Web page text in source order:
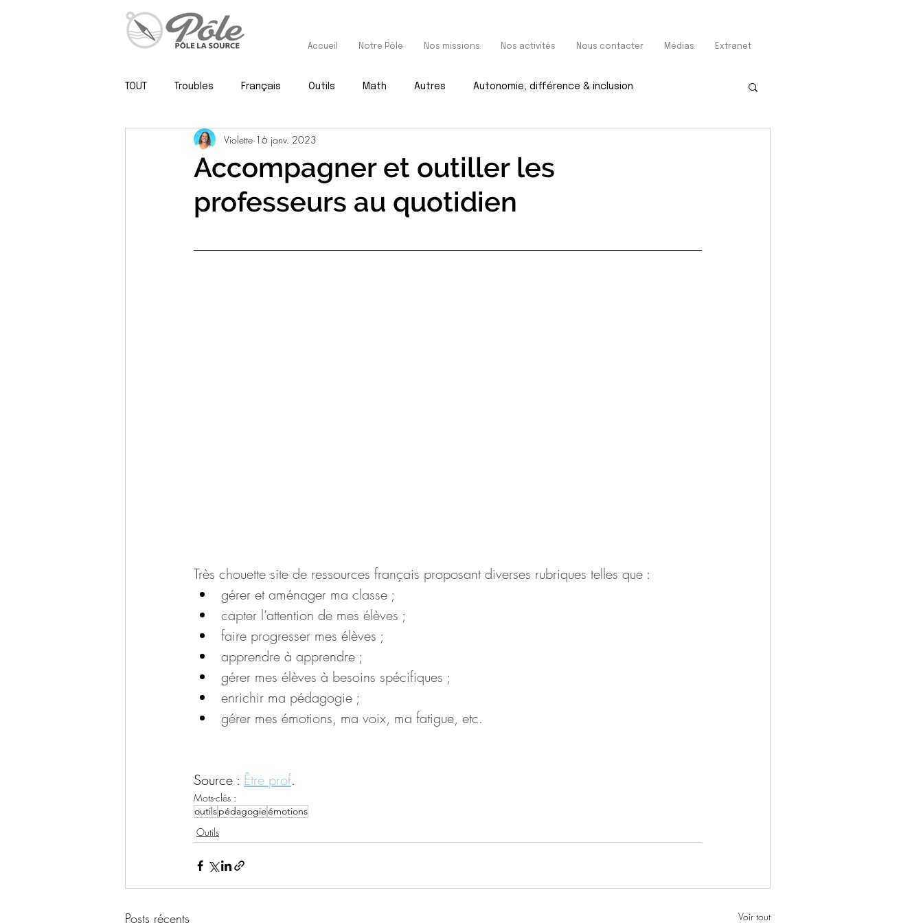
Accueil Notre Pôle Nos missions Nos activités Nous contacter Médias Extranet
TOUT Troubles Français Outils Math Autres Autonomie, différence & inclusion
Psy, neuropsy & méthodo
Accompagner et outiller les
professeurs au quotidien
Violette 16 janv. 2023
Très chouette site de ressources français proposant diverses rubriques telles que :
gérer et aménager ma classe ;
capter l’attention de mes élèves ;
faire progresser mes élèves ;
apprendre à apprendre ;
gérer mes élèves à besoins spécifiques ;
enrichir ma pédagogie ;
gérer mes émotions, ma voix, ma fatigue, etc.
Source : Être prof.
Mots-clés :
outilspédagogieémotions
Outils
Posts récents Voir tout